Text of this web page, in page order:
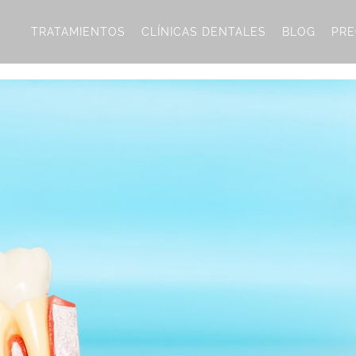
TRATAMIENTOS CLÍNICAS DENTALES BLOG